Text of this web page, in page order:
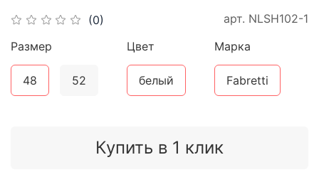
(0) арт. NLSH102-1
Купить в 1 клик
Размер
48 52
Цвет
белый
Марка
Fabretti